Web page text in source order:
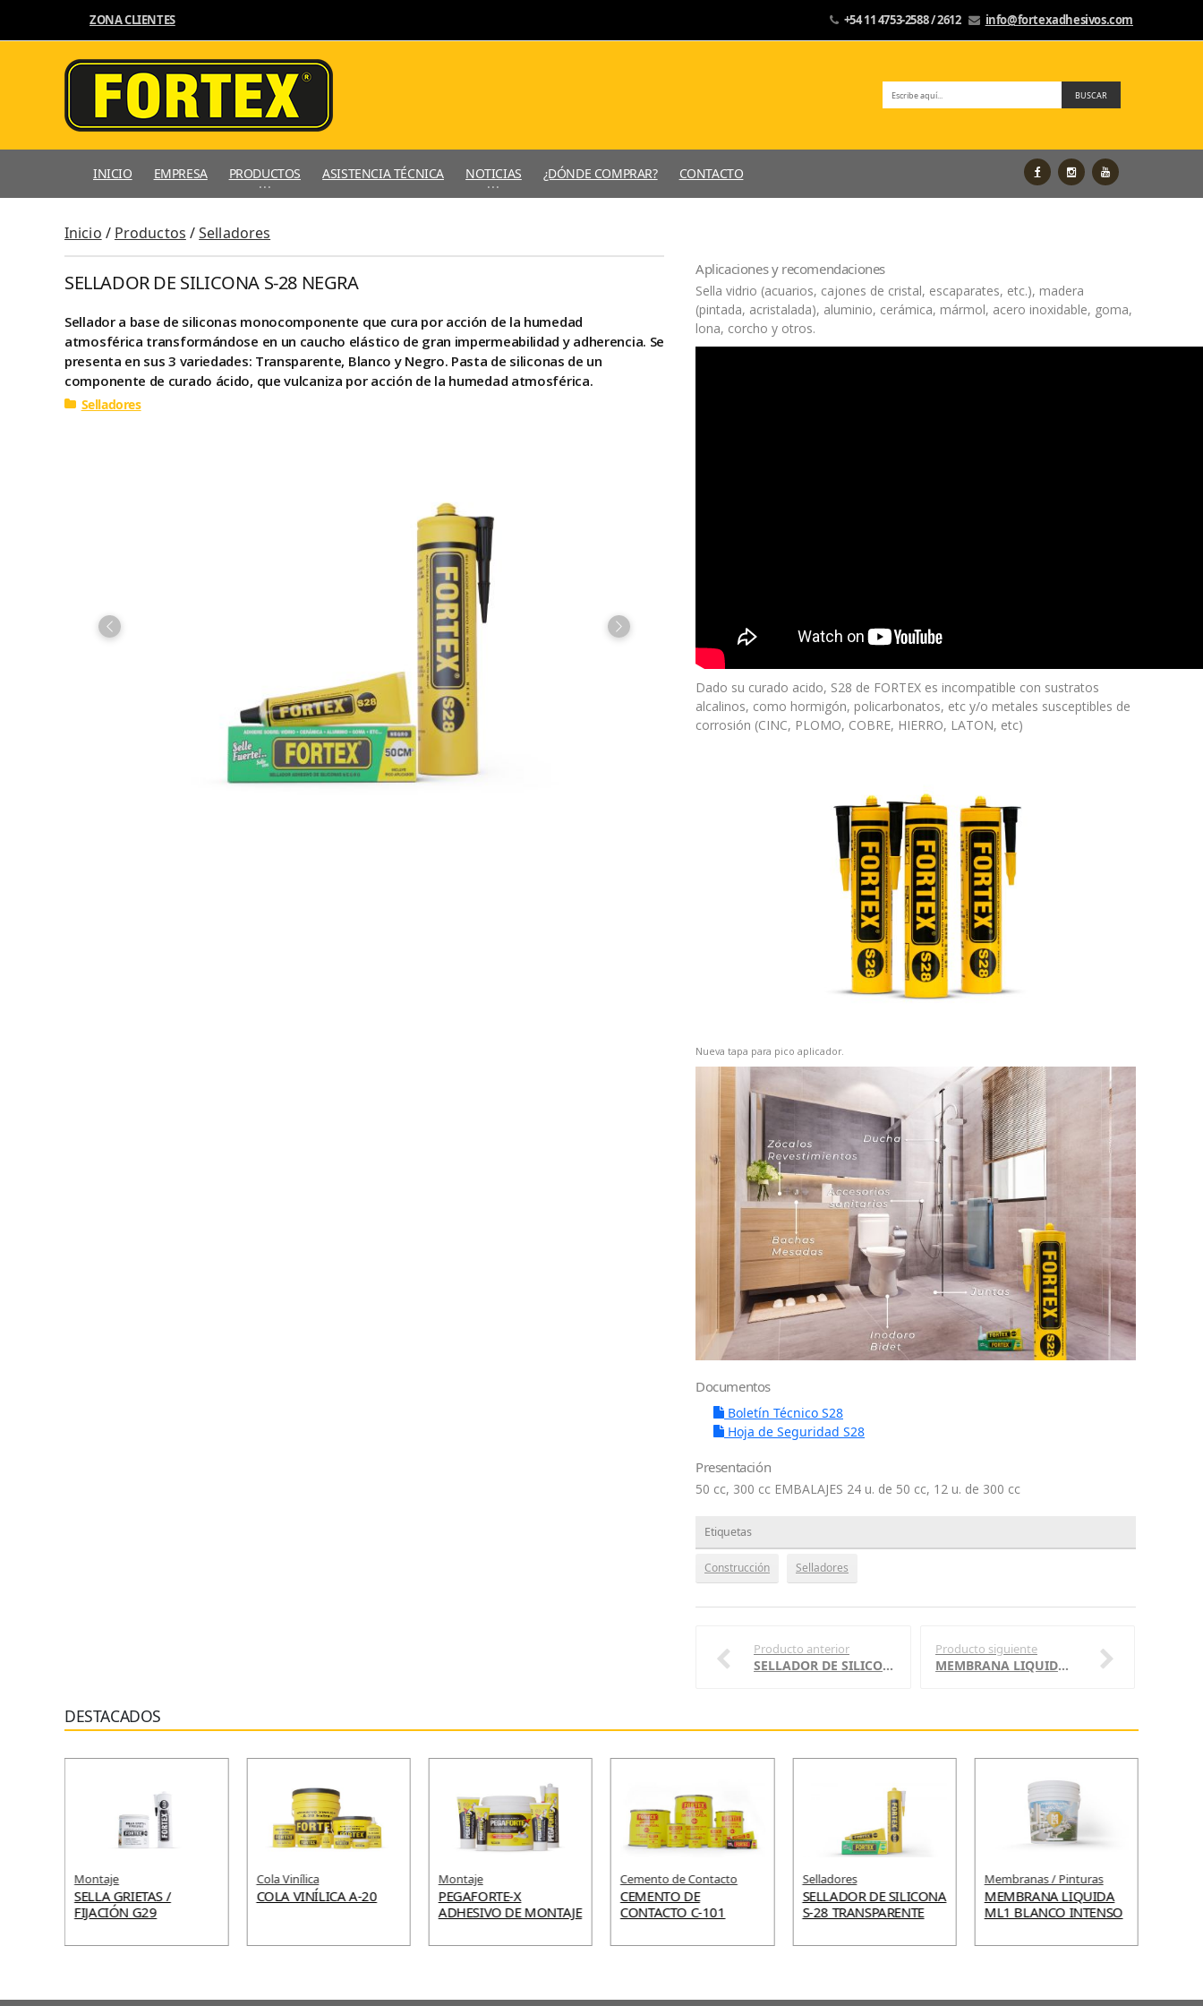
+54 11 4753-2588 / 2612 info@fortexadhesivos.com
ZONA CLIENTES
BUSCAR
INICIO EMPRESA PRODUCTOS ASISTENCIA TÉCNICA NOTICIAS ¿DÓNDE COMPRAR? CONTACTO
Inicio / Productos /Selladores
SELLADOR DE SILICONA S-28 NEGRA
Sellador a base de siliconas monocomponente que cura por acción de la humedad
atmosférica transformándose en un caucho elástico de gran impermeabilidad y adherencia. Se
presenta en sus 3 variedades: Transparente, Blanco y Negro. Pasta de siliconas de un
componente de curado ácido, que vulcaniza por acción de la humedad atmosférica.
Selladores
Aplicaciones y recomendaciones
Sella vidrio (acuarios, cajones de cristal, escaparates, etc.), madera
(pintada, acristalada), aluminio, cerámica, mármol, acero inoxidable, goma,
lona, corcho y otros.
Dado su curado acido, S28 de FORTEX es incompatible con sustratos
alcalinos, como hormigón, policarbonatos, etc y/o metales susceptibles de
corrosión (CINC, PLOMO, COBRE, HIERRO, LATON, etc)
Nueva tapa para pico aplicador.
Documentos
Boletín Técnico S28
Hoja de Seguridad S28
Presentación
50 cc, 300 cc EMBALAJES 24 u. de 50 cc, 12 u. de 300 cc
Etiquetas
Construcción Selladores
Producto anterior
SELLADOR DE SILICONA S-28 BLANCA
Producto siguiente
MEMBRANA LIQUIDA ML1 BLANCO INTENSO
DESTACADOS
Montaje
SELLA GRIETAS /
FIJACIÓN G29
Cola Vinílica
COLA VINÍLICA A-20
Montaje
PEGAFORTE-X
ADHESIVO DE MONTAJE
Cemento de Contacto
CEMENTO DE
CONTACTO C-101
Selladores
SELLADOR DE SILICONA
S-28 TRANSPARENTE
Membranas / Pinturas
MEMBRANA LIQUIDA
ML1 BLANCO INTENSO